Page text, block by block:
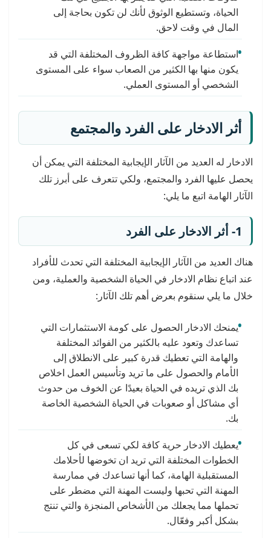
الحياة، وتستطيع الوثوق لأنك لن تكون بحاجة إلى
المال في وقت لاحق.
استطاعة مواجهة كافة الظروف المختلفة التي قد
يكون منها بها الكثير من الصعاب سواء على المستوى
الشخصي أو المستوى العملي.
أثر الادخار على الفرد والمجتمع
الادخار له العديد من الآثار الإيجابية المختلفة التي يمكن أن
يحصل عليها الفرد والمجتمع، ولكي تتعرف على أبرز تلك
الآثار الهامة اتبع ما يلي:
1- أثر الادخار على الفرد
هناك العديد من الآثار الإيجابية المختلفة التي تحدث للأفراد
عند اتباع نظام الادخار في الحياة الشخصية والعملية، ومن
خلال ما يلي سنقوم بعرض أهم تلك الآثار:
يمنحك الادخار الحصول على كومة الاستثمارات التي
تساعدك وتعود عليه بالكثير من الفوائد المختلفة
والهامة التي تعطيك قدرة كبير على الانطلاق إلى
الأمام والحصول على ما تريد وتأسيس العمل اخلاص
بك الذي تريده في الحياة بعيدًا عن الخوف من حدوث
أي مشاكل أو صعوبات في الحياة الشخصية الخاصة
بك.
يعطيك الادخار حرية كافة لكي تسعى في كل
الخطوات المختلفة التي تريد ان تخوضها لأحلامك
المستقبلية الهامة، كما أنها تساعدك في ممارسة
المهنة التي تحبها وليست المهنة التي مضطر على
تحملها مما يجعلك من الأشخاص المنجزة والتي تنتج
بشكل أكبر وفعّال.